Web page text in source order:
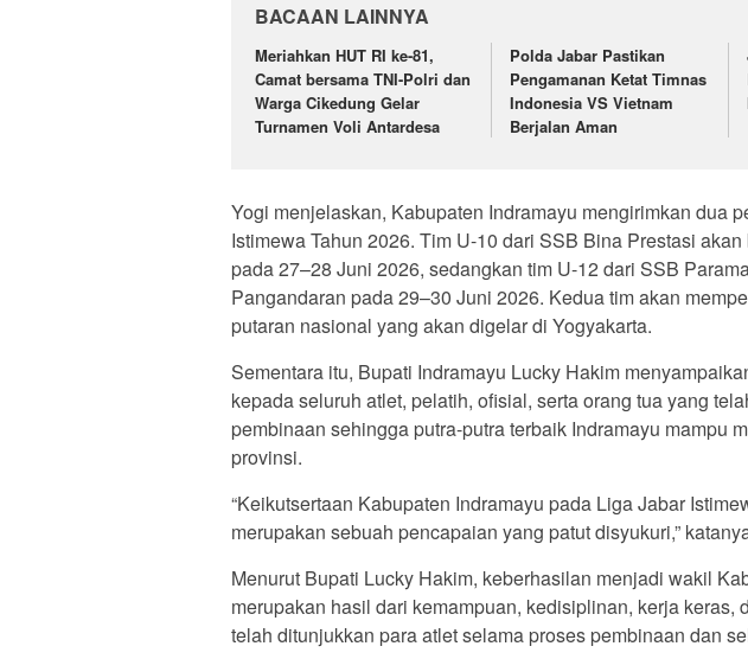
BACAAN LAINNYA
Meriahkan HUT RI ke-81,
Camat bersama TNI-Polri dan
Warga Cikedung Gelar
Turnamen Voli Antardesa
Polda Jabar Pastikan
Pengamanan Ketat Timnas
Indonesia VS Vietnam
Berjalan Aman
Yogi menjelaskan, Kabupaten Indramayu mengirimkan dua
Istimewa Tahun 2026. Tim U-10 dari SSB Bina Prestasi
pada 27–28 Juni 2026, sedangkan tim U-12 dari SSB
Pangandaran pada 29–30 Juni 2026. Kedua tim akan
putaran nasional yang akan digelar di Yogyakarta.
Sementara itu, Bupati Indramayu Lucky Hakim
kepada seluruh atlet, pelatih, ofisial, serta orang tua yang
pembinaan sehingga putra-putra terbaik Indramayu mampu
provinsi.
“Keikutsertaan Kabupaten Indramayu pada Liga Jabar
merupakan sebuah pencapaian yang patut disyukuri,”
Menurut Bupati Lucky Hakim, keberhasilan menjadi wakil
merupakan hasil dari kemampuan, kedisiplinan, kerja keras,
telah ditunjukkan para atlet selama proses pembinaan dan